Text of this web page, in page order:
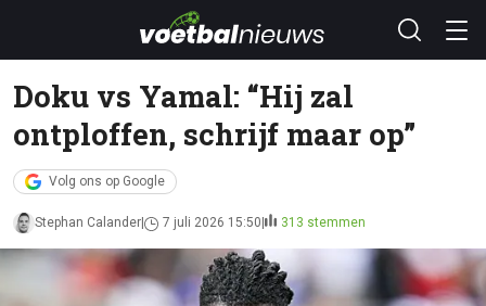
Doku vs Yamal: “Hij zal
ontploffen, schrijf maar op”
Volg ons op Google
Stephan Calander 7 juli 2026 15:50 313 stemmen